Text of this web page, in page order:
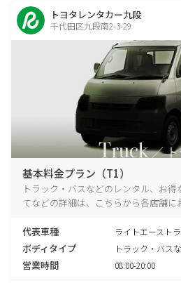
トヨタレンタカー九段
千代田区九段南2-3-29
基本料金プラン（T1）
トラック・バスなどのレンタル、お
てなどの詳細は、こちらから各店舗に
代表車種 ライトエースト
ボディタイプ トラック・バス
営業時間 08:00-20:00